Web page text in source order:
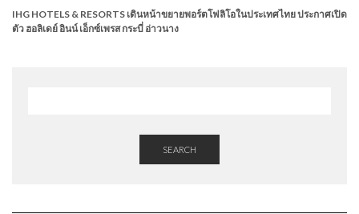
IHG HOTELS & RESORTS เดินหน้าขยายพอร์ตโฟลิโอในประเทศไทย ประกาศเปิด
ตัว ฮอลิเดย์ อินน์ เอ็กซ์เพรส กระบี่ อ่าวนาง
SEARCH